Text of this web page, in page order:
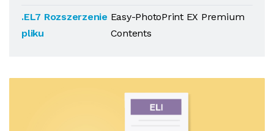
.EL7 Rozszerzenie
pliku
Easy-PhotoPrint EX Premium
Contents